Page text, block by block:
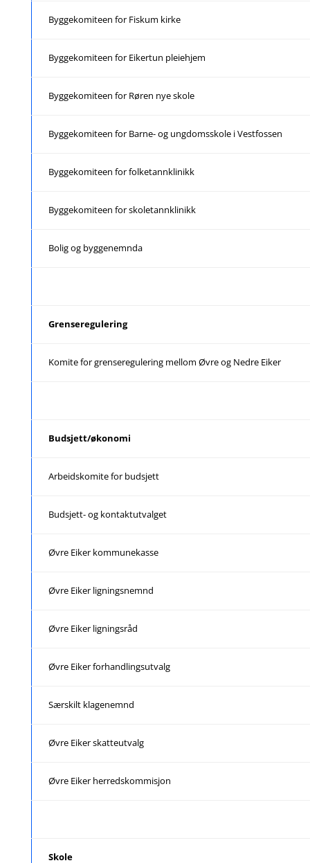
Byggekomiteen for Fiskum kirke
Byggekomiteen for Eikertun pleiehjem
Byggekomiteen for Røren nye skole
Byggekomiteen for Barne- og ungdomsskole i Vestfossen
Byggekomiteen for folketannklinikk
Byggekomiteen for skoletannklinikk
Bolig og byggenemnda
Grenseregulering
Komite for grenseregulering mellom Øvre og Nedre Eiker
Budsjett/økonomi
Arbeidskomite for budsjett
Budsjett- og kontaktutvalget
Øvre Eiker kommunekasse
Øvre Eiker ligningsnemnd
Øvre Eiker ligningsråd
Øvre Eiker forhandlingsutvalg
Særskilt klagenemnd
Øvre Eiker skatteutvalg
Øvre Eiker herredskommisjon
Skole